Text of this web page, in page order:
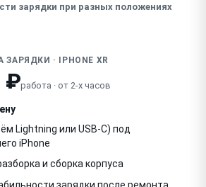
зарядки при разных положениях
· IPHONE XR
₽работа · от 2-х часов
Lightning или USB-C) под
iPhone
и сборка корпуса
зарядки после ремонта